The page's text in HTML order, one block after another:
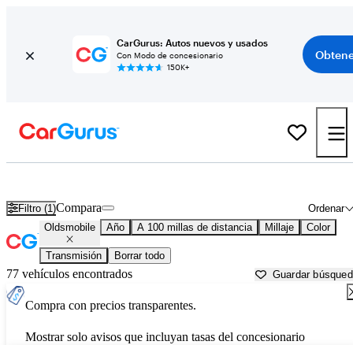
CarGurus: Autos nuevos y usados
Con Modo de concesionario
150K+
Filtro (1) Ordenar
Compara
Oldsmobile Año A 100 millas de distancia Millaje Color
Transmisión Borrar todo
77 vehículos encontrados Guardar
Compra con precios transparentes.
Mostrar solo avisos que incluyan tasas del concesionario